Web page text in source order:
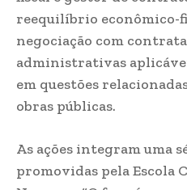
reequilíbrio econômico-
negociação com
administrativas
em questões
obras públicas.
As ações integram uma
promovidas pela Escola